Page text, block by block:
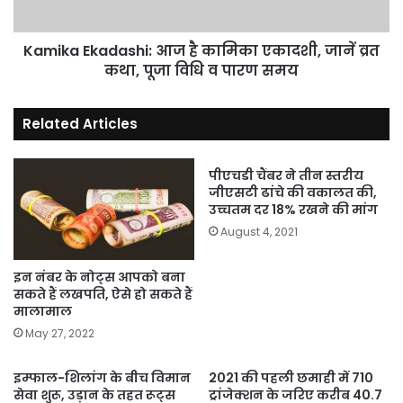
कथा,
पूजा
पारण
समय
Kamika Ekadashi: आज है कामिका एकादशी, जानें व्रत
कथा, पूजा विधि व पारण समय
Related Articles
इन नंबर के नोट्स आपको बना
सकते हैं लखपति, ऐसे हो सकते हैं
मालामाल
May 27, 2022
पीएचडी चैंबर ने तीन स्तरीय
जीएसटी ढांचे की वकालत की,
उच्चतम दर 18% रखने की मांग
August 4, 2021
इम्फाल-शिलांग के बीच विमान
सेवा शुरू, उड़ान के तहत रूट्स
2021 की पहली छमाही में 710
ट्रांजेक्शन के जरिए करीब 40.7